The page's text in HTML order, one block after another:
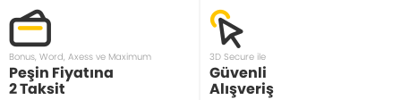
Bonus, Word, Axess ve Maximum
Peşin Fiyatına
2 Taksit
3D Secure ile
Güvenli
Alışveriş